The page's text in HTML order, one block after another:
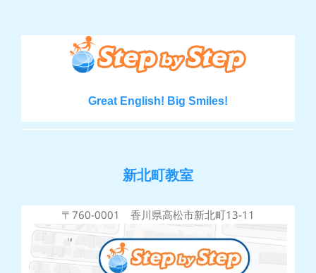
Great English! Big Smiles!
新北町教室
〒760-0001 香川県高松市新北町13-11